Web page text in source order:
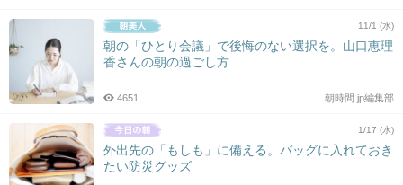
11/1 (水)
朝の「ひとり会議」で後悔のない選択を。山口恵理
香さんの朝の過ごし方
朝時間.jp編集部
4651
1/17 (水)
外出先の「もしも」に備える。バッグに入れておき
たい防災グッズ